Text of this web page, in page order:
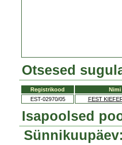
Otsesed
Registrikood Nimi
EST-02970/05
FEST
Isapoolsed